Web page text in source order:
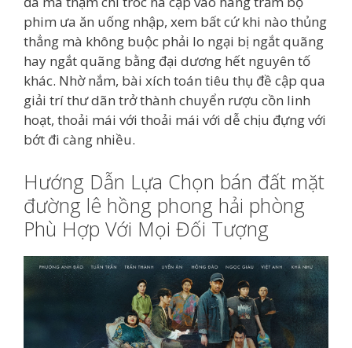
phim ưa ăn uống nhập, xem bất cứ khi nào thủng
thẳng mà không buộc phải lo ngại bị ngắt quãng
hay ngắt quãng bằng đại dương hết nguyên tố
khác. Nhờ nắm, bài xích toán tiêu thụ đề cập qua
giải trí thư dãn trở thành chuyển rượu cồn linh
hoạt, thoải mái với thoải mái với dễ chịu đựng với
bớt đi càng nhiều.
Hướng Dẫn Lựa Chọn bán đất mặt
đường lê hồng phong hải phòng
Phù Hợp Với Mọi Đối Tượng